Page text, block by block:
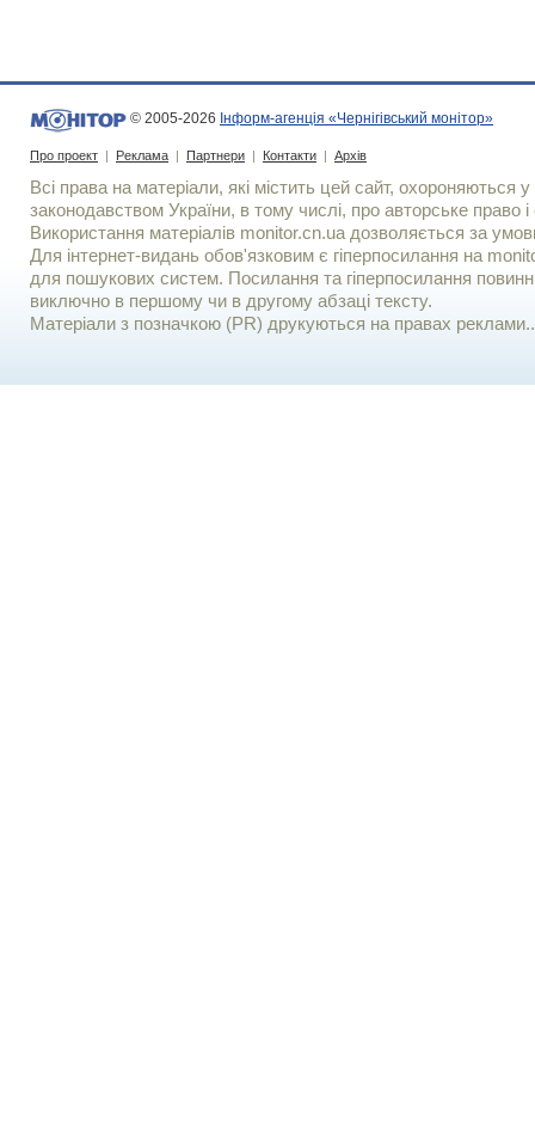
© 2005-2026 Інформ-агенція «Чернігівський монітор»
Про проект | Реклама | Партнери | Контакти | Архів
Всі права на матеріали, які містить цей сайт, охороняються у
законодавством України, в тому числі, про авторське право і
Використання матерiалiв monitor.cn.ua дозволяється за
Для iнтернет-видань обов'язковим є гiперпосилання на
для пошукових систем. Посилання та гіперпосилання
виключно в першому чи в другому абзаці тексту.
Матеріали з позначкою (PR) друкуються на правах реклами..